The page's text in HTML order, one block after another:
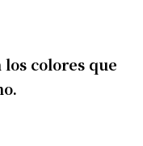
los colores que